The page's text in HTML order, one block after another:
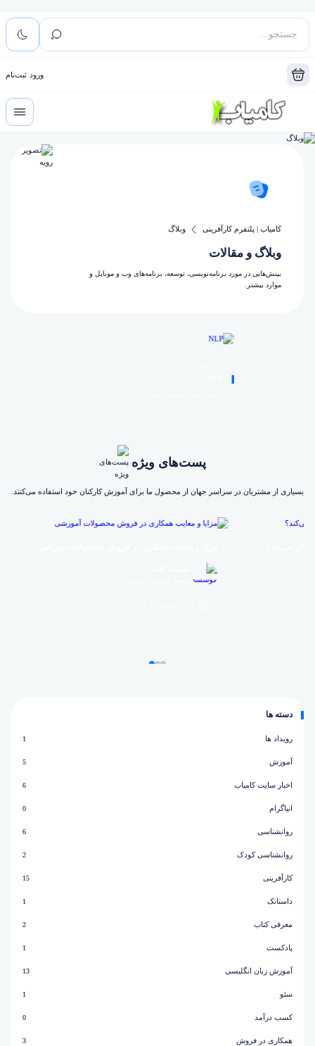
ورود ثبت‌نام
کامیاب | پلتفرم کارآفرینی وبلاگ
وبلاگ و مقالات
بینش‌هایی در مورد برنامه‌نویسی، توسعه، برنامه‌های وب و موبایل و
موارد بیشتر.
پست‌های ویژه
بسیاری از مشتریان در سراسر جهان از محصول ما برای آموزش کارکنان خود استفاده می‌کنند.
صفحه موسسه کامیاب
دسته ها
رویداد ها 1
آموزش 5
اخبار سایت کامیاب 6
انیاگرام 0
روانشناسی 6
روانشناسی کودک 2
کارآفرینی 15
داستانک 1
معرفی کتاب 2
پادکست 1
آموزش زبان انگلیسی 13
سئو 1
کسب درآمد 0
همکاری در فروش 3